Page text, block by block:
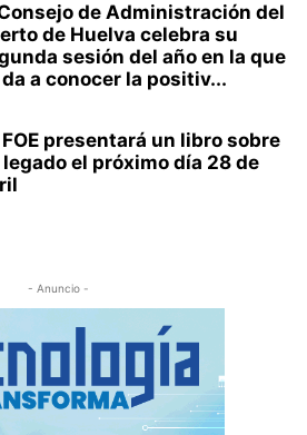
de Administración del
de Huelva celebra su
sesión del año en la que
a conocer la positiv...
FOE presentará un libro sobre
el próximo día 28 de
- Anuncio -